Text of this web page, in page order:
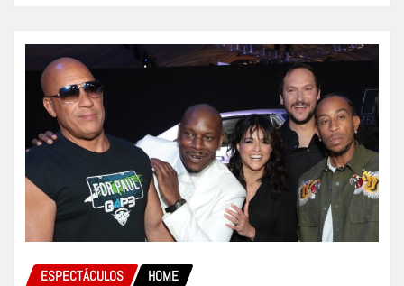
ESPECTÁCULOS HOME